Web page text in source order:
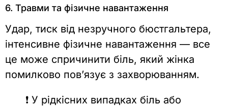
6. Травми та фізичне навантаження
Удар, тиск від незручного бюстгальтера,
інтенсивне фізичне навантаження — все
це може спричинити біль, який жінка
помилково пов’язує з захворюванням.
❗ У рідкісних випадках біль або